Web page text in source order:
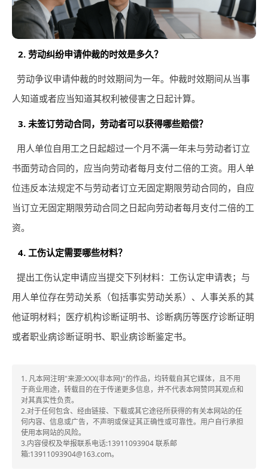
2. 劳动纠纷申请仲裁的时效是多久？
劳动争议申请仲裁的时效期间为一年。仲裁时效期间从当事
人知道或者应当知道其权利被侵害之日起计算。
3. 未签订劳动合同，劳动者可以获得哪些赔偿？
用人单位自用工之日起超过一个月不满一年未与劳动者订立
书面劳动合同的，应当向劳动者每月支付二倍的工资。用人单
位违反本法规定不与劳动者订立无固定期限劳动合同的，自应
当订立无固定期限劳动合同之日起向劳动者每月支付二倍的工
资。
4. 工伤认定需要哪些材料？
提出工伤认定申请应当提交下列材料：工伤认定申请表；与
用人单位存在劳动关系（包括事实劳动关系）、人事关系的其
他证明材料；医疗机构诊断证明书、诊断病历等医疗诊断证明
或者职业病诊断证明书、职业病诊断鉴定书。
1. 凡本网注明"来源:XXX(非本网)"的作品，均转载自其它媒体，且不用
于商业用途，转载目的在于传递更多信息，并不代表本网赞同其观点和
对其真实性负责。
2.对于任何包含、经由链接、下载或其它途径所获得的有关本网站的任
何内容、信息或广告，不声明或保证其正确性或可靠性。用户自行承担
使用本网站的风险。
3.内容侵权及举报联系电话:13911093904 联系邮
箱:13911093904@163.com。